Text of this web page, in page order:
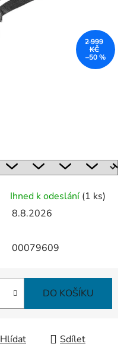
Ihned k odeslání (1 ks)
8.8.2026
00079609
DO KOŠÍKU
Hlídat Sdílet
2 999
KČ
–50 %